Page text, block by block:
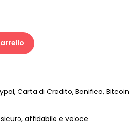
Carta di Credito, Bonifico, Bitcoin
affidabile e veloce